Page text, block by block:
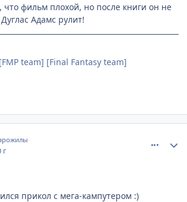
что фильм плохой, но после книги он не
Адамс рулит!
team] [Final Fantasy team]
г
прикол с мега-кампутером :)